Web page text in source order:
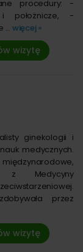
procedury: -
i położnicze, -
... więcej »
wizytę
ginekologii i
medycznych.
z Medycyny
przez
wizytę